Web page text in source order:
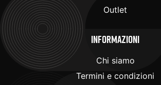
Outlet
Informazioni
Chi siamo
Termini e condizioni